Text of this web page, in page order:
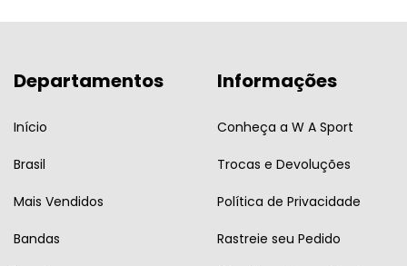
Departamentos
Início
Brasil
Mais Vendidos
Bandas
Informações
Conheça a W A Sport
Trocas e Devoluções
Política de Privacidade
Rastreie seu Pedido